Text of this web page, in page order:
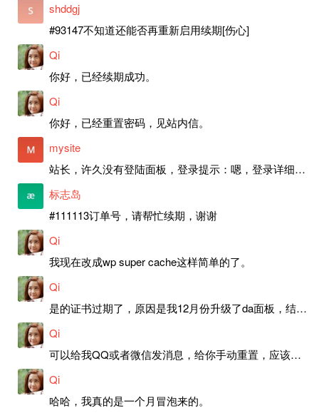
shddgj
#93147不知道还能否再重新启用续期[伤心]
Qi
你好，已经续期成功。
Qi
你好，已经重置密码，见站内信。
mysite
站长，许久没有登陆面板，登录提示：嗯，登录详细信息似乎不正确。请重试。 网站还可以正常使用。如果是密码问题请帮忙重置一下密码。谢谢。订单号：97790，账号：aa20210950。 站长，提交了工单，你回复续期成功，不过我的问题是面部登陆信息有问题，一直是初始密码，现在无法登陆，有时间麻烦排查一下。
标志岛
#111113订单号，请帮忙续期，谢谢
Qi
我现在改成wp super cache这样简单的了。
Qi
是的证书过期了，原因是我12月份升级了da面板，结果后台证书就不更新了，目前还在排查问题。切换PHP版本现在没有了，因为DA新版不支持。
Qi
可以给我QQ或者微信发消息，给你手动重置，应该是服务器插件有问题了，这个wp的主题太老了，导致现在好多的问题，网站的签到功能也是因为这个原因导致的。
Qi
哈哈，我真的是一个月冒泡来的。